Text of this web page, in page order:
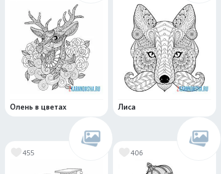
Олень в цветах Лиса
455 406